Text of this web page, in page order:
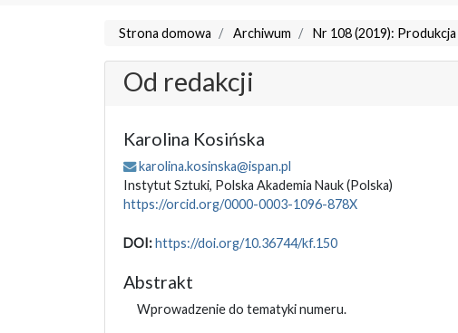
Strona domowa Archiwum Nr 108 (2019):
Od redakcji
Karolina Kosińska
karolina.kosinska@ispan.pl
Instytut Sztuki, Polska Akademia Nauk(Polska)
https://orcid.org/0000-0003-1096-878X
DOI:https://doi.org/10.36744/kf.150
Abstrakt
Wprowadzenie do tematyki numeru.